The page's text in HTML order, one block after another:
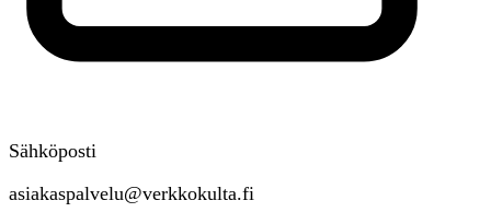
Sähköposti
asiakaspalvelu@verkkokulta.fi